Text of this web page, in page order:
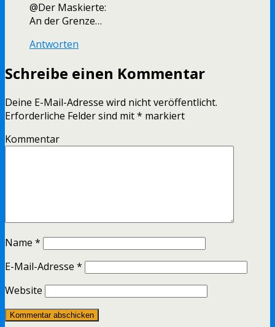
@Der Maskierte:
An der Grenze…
Antworten
Schreibe einen Kommentar
Deine E-Mail-Adresse wird nicht veröffentlicht.
Erforderliche Felder sind mit* markiert
Kommentar
Name *
E-Mail-Adresse *
Website